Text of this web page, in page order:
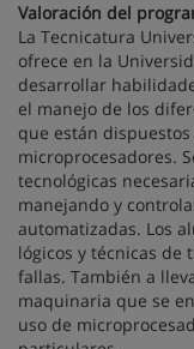
Valoración del
La Tecnicatura
ofrece en la
desarrollar
el manejo de los
que están
microprocesadores.
tecnológicas
manejando y
automatizadas. Los
lógicos y técnicas
fallas. También a
maquinaria que se
uso de